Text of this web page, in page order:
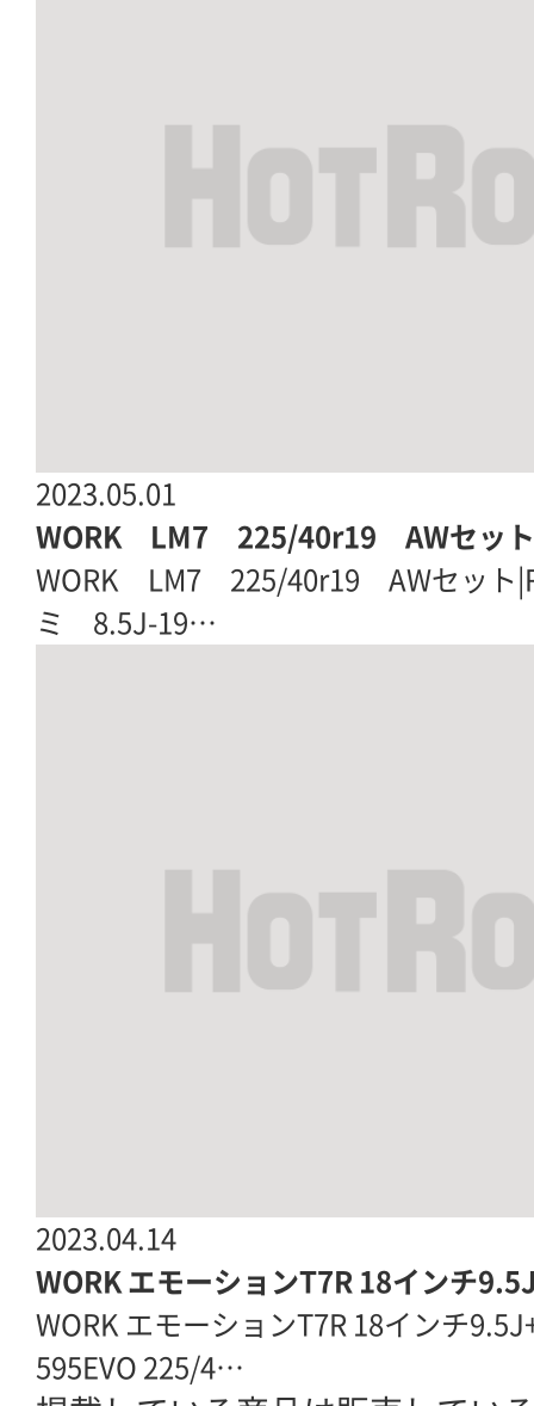
2023.05.01
WORK LM7 225/40r19 AWセット
WORK LM7 225/40r19 AWセット
ミ 8.5J-19…
2023.04.14
WORK エモーションT7R 18インチ
WORK エモーションT7R 18インチ
595EVO 225/4…